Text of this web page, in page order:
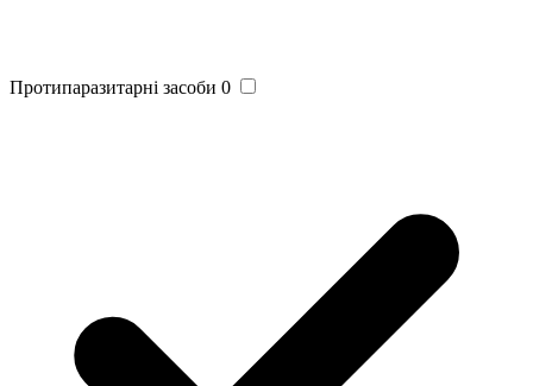
Протипаразитарні засоби 0